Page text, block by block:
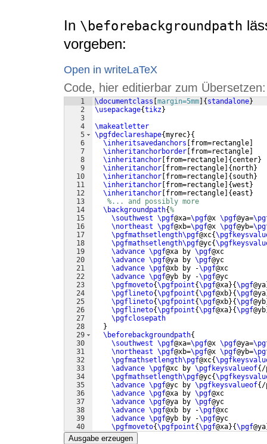
In \beforebackgroundpath
vorgeben:
Open in writeLaTeX
Code, hier editierbar zum Übersetzen:
1
2
3
4
5
6
7
8
9
10
11
12
13
14
15
16
17
18
19
20
21
22
23
24
25
26
27
28
29
30
31
32
33
34
35
36
37
38
39
40
41
\documentclass margin=5mm { standalone}
\usepackage{tikz}
\makeatletter
\pgfdeclareshape{myrec}{
\inheritsavedanchors
from=rectangle
\inheritanchorborder from=rectangle
\inheritanchor from=rectangle { center}
\inheritanchor from=rectangle { north}
\inheritanchor from=rectangle { south}
\inheritanchor from=rectangle {west }
\inheritanchor from=rectangle {east }
%... and possibly more
\backgroundpath{%
\southwest \pgf@xa=\pgf@x \pgf@ya=
\northeast \pgf@xb=\pgf@x \pgf@yb=
\pgfmathsetlength\pgf@xc{
\pgfmathsetlength\pgf@yc{
\advance \pgf@xa by \pgf@xc
\advance \pgf@ya by \pgf@yc
\advance \pgf@xb by -\pgf@xc
\advance \pgf@yb by -\pgf@yc
\pgfmoveto{\pgfpoint{\pgf@xa}{\pgf@ya
\pgflineto{\pgfpoint{\pgf@xb}{\pgf@ya
\pgflineto{\pgfpoint{\pgf@xb}{\pgf@yb
\pgflineto{\pgfpoint{\pgf@xa}{\pgf@yb
\pgfclosepath
}
\beforebackgroundpath{
\southwest \pgf@xa=\pgf@x \pgf@ya=
\northeast \pgf@xb=\pgf@x \pgf@yb=
\pgfmathsetlength\pgf@xc{
\advance \pgf@xc by \pgfkeysvalueof{ /
\pgfmathsetlength\pgf@yc{
\advance \pgf@yc by \pgfkeysvalueof{ /
\advance \pgf@xa by \pgf@xc
\advance \pgf@ya by \pgf@yc
\advance \pgf@xb by -\pgf@xc
\advance \pgf@yb by -\pgf@yc
\pgfmoveto{\pgfpoint{\pgf@xa}{\pgf@ya
\pgflineto
Ausgabe erzeugen